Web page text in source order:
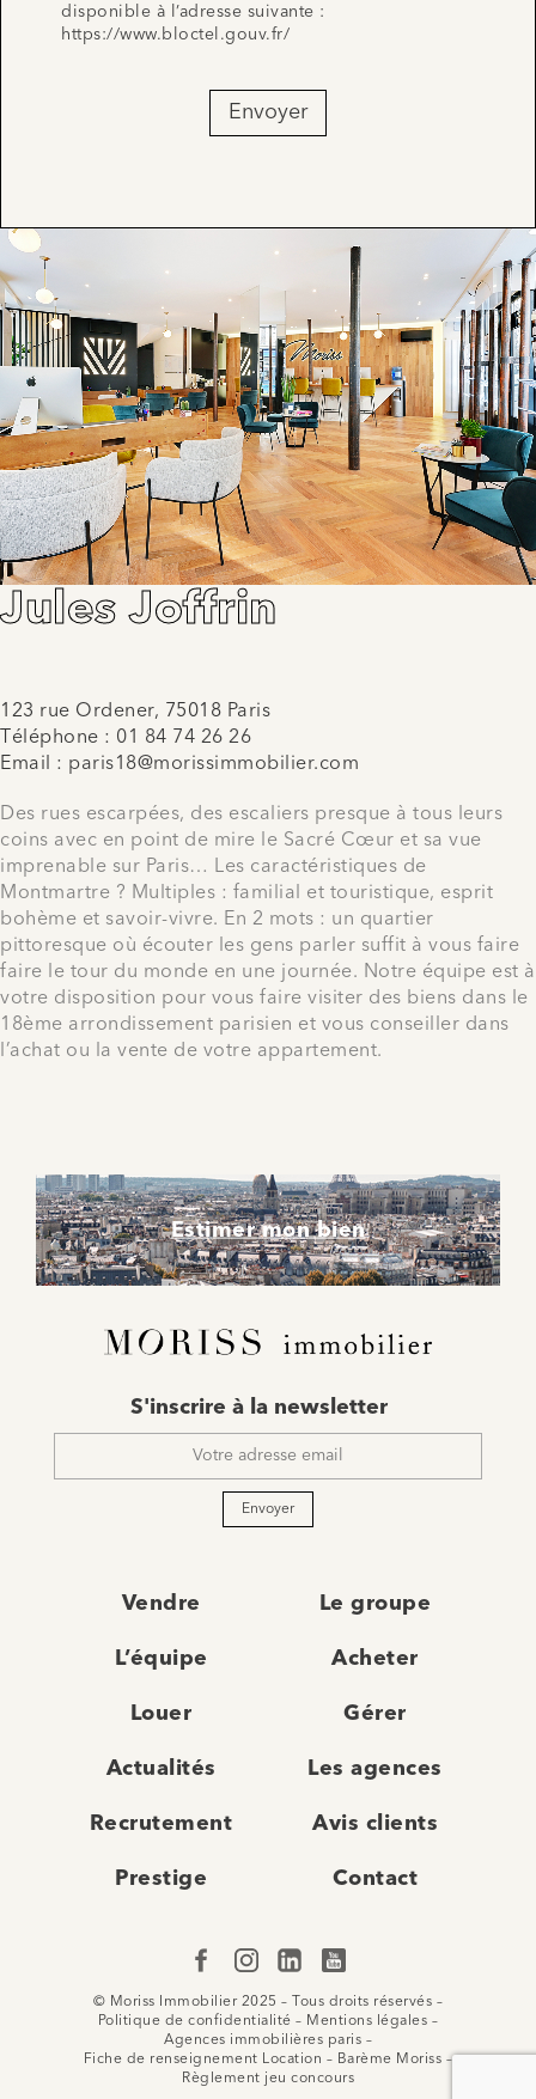
disponible à l’adresse suivante :
https://www.bloctel.gouv.fr/
Envoyer
Jules Joffrin
123 rue Ordener, 75018 Paris
Téléphone : 01 84 74 26 26
Email : paris18@morissimmobilier.com
Des rues escarpées, des escaliers presque à tous leurs
coins avec en point de mire le Sacré Cœur et sa vue
imprenable sur Paris… Les caractéristiques de
Montmartre ? Multiples : familial et touristique, esprit
bohème et savoir-vivre. En 2 mots : un quartier
pittoresque où écouter les gens parler suffit à vous faire
faire le tour du monde en une journée. Notre équipe est à
votre disposition pour vous faire visiter des biens dans le
18ème arrondissement parisien et vous conseiller dans
l’achat ou la vente de votre appartement.
Estimer mon bien
mail
S'inscrire à la newsletter
Envoyer
Vendre Le groupe
L’équipe Acheter
Louer Gérer
Actualités Les agences
Recrutement Avis clients
Prestige Contact
© Moriss Immobilier 2025 – Tous droits réservés –
Politique de confidentialité – Mentions légales –
Agences immobilières paris –
Fiche de renseignement Location – Barème Moriss –
Règlement jeu concours